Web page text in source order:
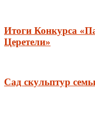
Итоги Конкурса
Церетели»
Сад скульптур